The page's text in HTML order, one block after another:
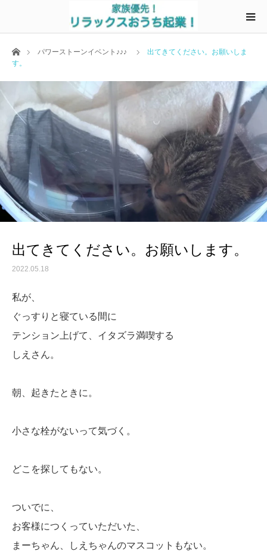
ホームパワーストーンイベント♪♪♪
出てきてください。お願いしま
す。
出てきてください。お願いします。
2022.05.18
私が、
ぐっすりと寝ている間に
テンション上げて、イタズラ満喫する
しえさん。
朝、起きたときに。
小さな栓がないって気づく。
どこを探してもない。
ついでに、
お客様につくっていただいた、
まーちゃん、しえちゃんのマスコットもない。